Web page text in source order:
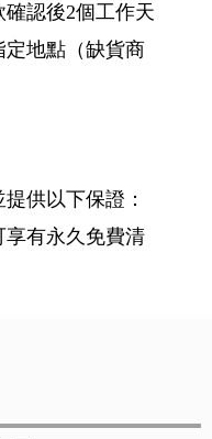
認後2個工作天
定地點（缺貨商
供以下保證：
有永久免費清